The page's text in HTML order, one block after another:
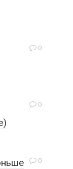
0
0
0